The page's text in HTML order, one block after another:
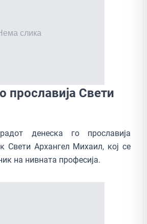
прославија Свети
денеска го прославија
Свети Архангел Михаил, кој се
на нивната професија.